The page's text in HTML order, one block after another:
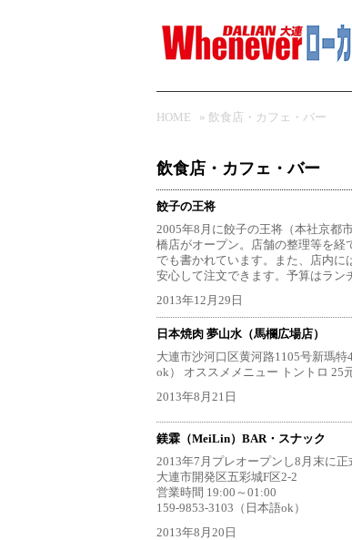
HOME » 飲食店・カフェ・バー
飲食店・カフェ・バー
餃子の王将
2005年8月に餃子の王将（本社京都
橋店がオープン。店舗の整理等を経
でも書かれています。また、店内に
安心して注文できます。予算はラン
2013年12月29日
日本焼肉 夢山水（馬欄広場店）
大連市沙河口区黄河路1105号新瑪特
ok） オススメメニュー トントロ
2013年8月21日
鎂霖（MeiLin）BAR・スナック
2013年7月プレオープンし8月末に
大連市開発区五彩城F区2-2
営業時間 19:00～01:00
159-9853-3103（日本語ok）
2013年8月20日